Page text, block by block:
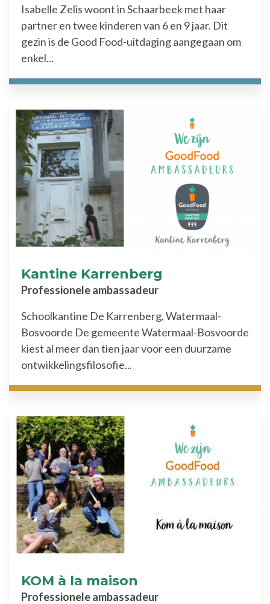
Isabelle Zelis woont in Schaarbeek met haar
partner en twee kinderen van 6 en 9 jaar. Dit
gezin is de Good Food-uitdaging aangegaan om
enkel...
Kantine Karrenberg
Professionele ambassadeur
Schoolkantine De Karrenberg, Watermaal-
Bosvoorde De gemeente Watermaal-Bosvoorde
kiest al meer dan tien jaar voor een duurzame
ontwikkelingsfilosofie...
KOM à la maison
Professionele ambassadeur